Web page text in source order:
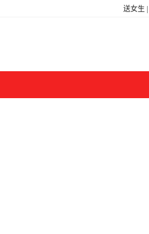
送女生